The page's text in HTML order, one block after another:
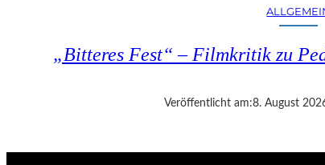
„Bitteres Fest“ – Filmkritik zu
Veröffentlicht am:8. August